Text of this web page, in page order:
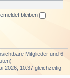
bleiben
Mitglieder und 6
2026, 10:37 gleichzeitig